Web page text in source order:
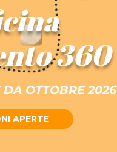
360
OTTOBRE 2026
APERTE